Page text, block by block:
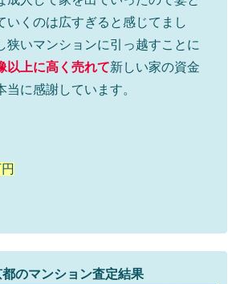
いくのは広すぎると感じてまし
狭いマンションに引っ越すことに
以上に高く売れて新しい家の資金
当に感謝しています。
のマンション査定結果